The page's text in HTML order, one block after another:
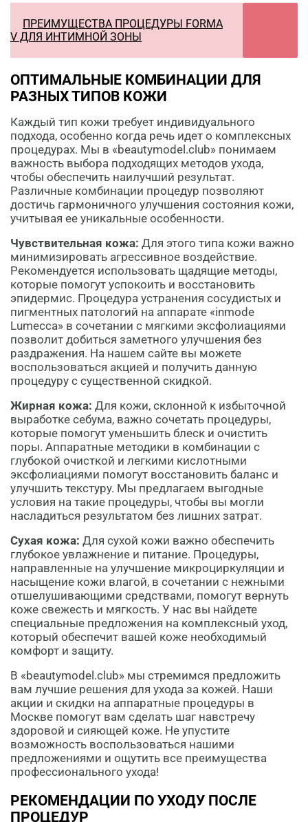
ПРЕИМУЩЕСТВА ПРОЦЕДУРЫ FORMA
V ДЛЯ ИНТИМНОЙ ЗОНЫ
ОПТИМАЛЬНЫЕ КОМБИНАЦИИ ДЛЯ
РАЗНЫХ ТИПОВ КОЖИ
Каждый тип кожи требует индивидуального
подхода, особенно когда речь идет о комплексных
процедурах. Мы в «beautymodel.club» понимаем
важность выбора подходящих методов ухода,
чтобы обеспечить наилучший результат.
Различные комбинации процедур позволяют
достичь гармоничного улучшения состояния кожи,
учитывая ее уникальные особенности.
Чувствительная кожа: Для этого типа кожи важно
минимизировать агрессивное воздействие.
Рекомендуется использовать щадящие методы,
которые помогут успокоить и восстановить
эпидермис. Процедура устранения сосудистых и
пигментных патологий на аппарате «inmode
Lumecca» в сочетании с мягкими эксфолиациями
позволит добиться заметного улучшения без
раздражения. На нашем сайте вы можете
воспользоваться акцией и получить данную
процедуру с существенной скидкой.
Жирная кожа: Для кожи, склонной к избыточной
выработке себума, важно сочетать процедуры,
которые помогут уменьшить блеск и очистить
поры. Аппаратные методики в комбинации с
глубокой очисткой и легкими кислотными
эксфолиациями помогут восстановить баланс и
улучшить текстуру. Мы предлагаем выгодные
условия на такие процедуры, чтобы вы могли
насладиться результатом без лишних затрат.
Сухая кожа: Для сухой кожи важно обеспечить
глубокое увлажнение и питание. Процедуры,
направленные на улучшение микроциркуляции и
насыщение кожи влагой, в сочетании с нежными
отшелушивающими средствами, помогут вернуть
коже свежесть и мягкость. У нас вы найдете
специальные предложения на комплексный уход,
который обеспечит вашей коже необходимый
комфорт и защиту.
В «beautymodel.club» мы стремимся предложить
вам лучшие решения для ухода за кожей. Наши
акции и скидки на аппаратные процедуры в
Москве помогут вам сделать шаг навстречу
здоровой и сияющей коже. Не упустите
возможность воспользоваться нашими
предложениями и ощутить все преимущества
профессионального ухода!
РЕКОМЕНДАЦИИ ПО УХОДУ ПОСЛЕ
ПРОЦЕДУР